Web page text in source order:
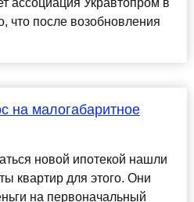
ассоциация Укравтопром в
что после возобновления
на малогабаритное
новой ипотекой нашли
квартир для этого. Они
на первоначальный